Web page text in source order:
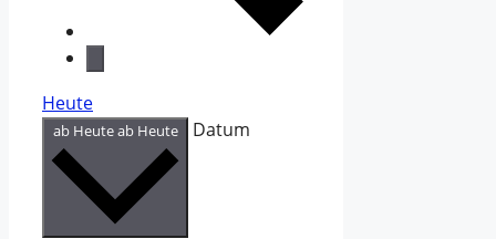
Heute
ab Heuteab Heute Datum